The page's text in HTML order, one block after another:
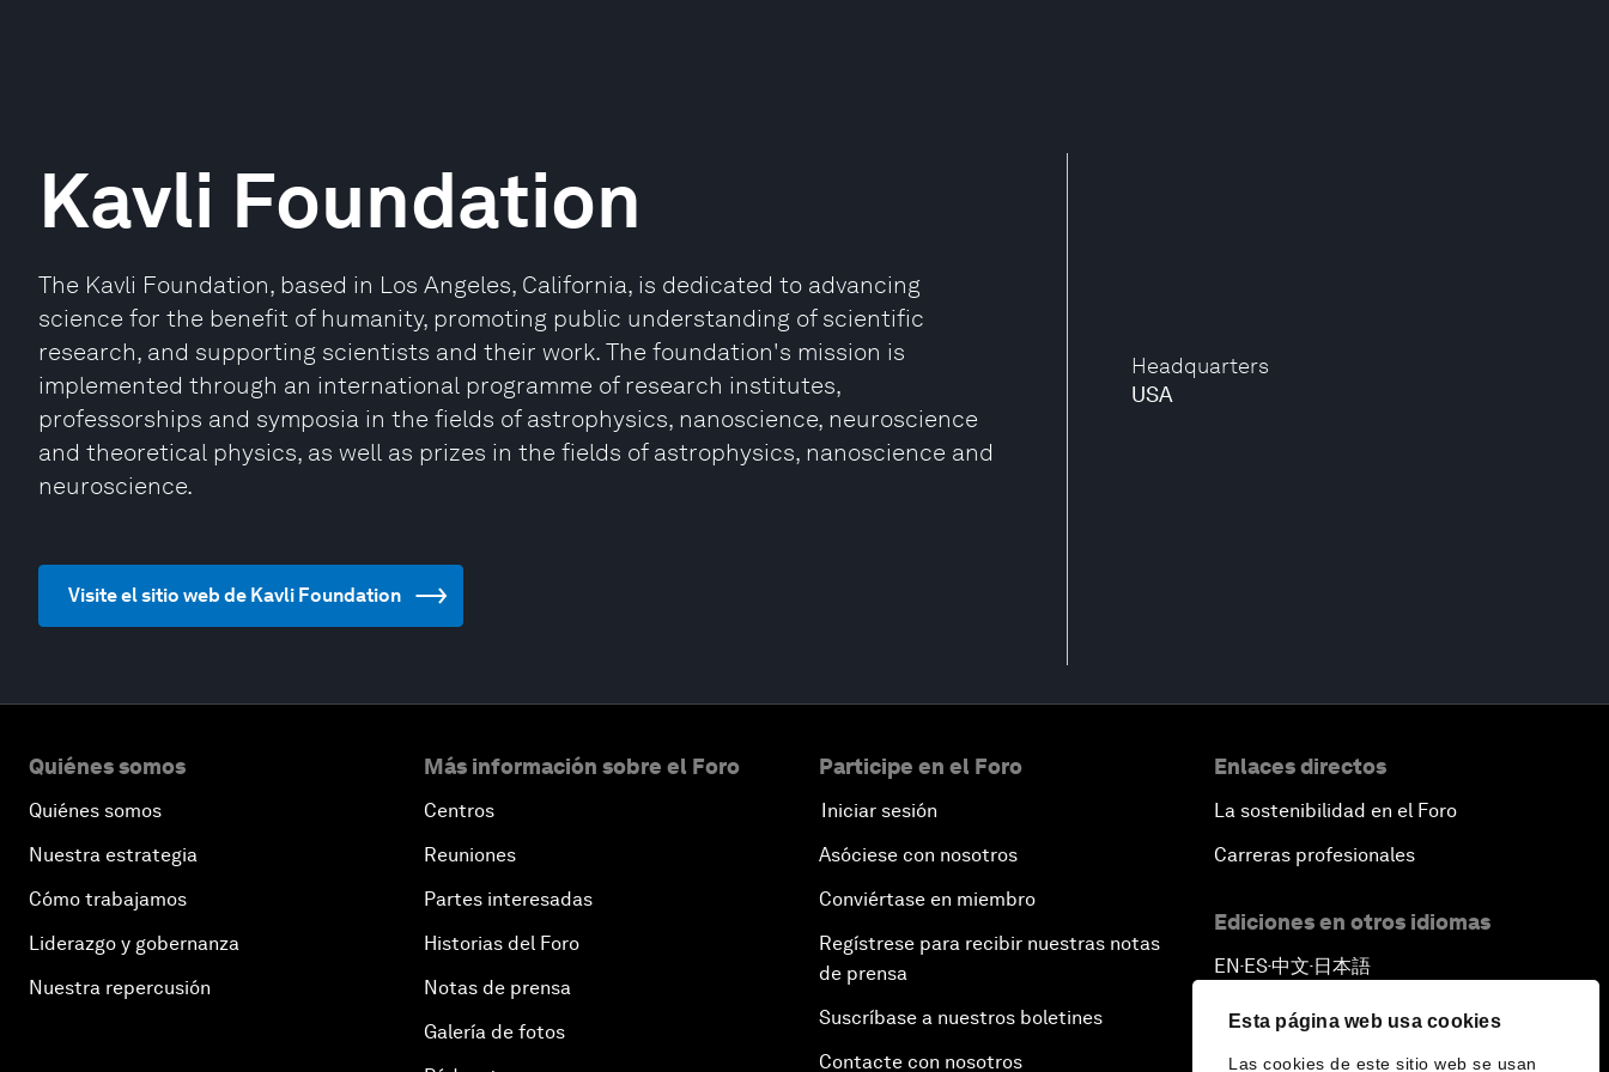
Esta página web usa cookies
Las cookies de este sitio web se usan
Headquarters
USA
Kavli Foundation
The Kavli Foundation, based in Los Angeles, California, is dedicated to advancing
science for the benefit of humanity, promoting public understanding of scientific
research, and supporting scientists and their work. The foundation's mission is
implemented through an international programme of research institutes,
professorships and symposia in the fields of astrophysics, nanoscience, neuroscience
and theoretical physics, as well as prizes in the fields of astrophysics, nanoscience and
neuroscience.
Visite el sitio web de Kavli Foundation
Quiénes somos
Quiénes somos
Nuestra estrategia
Cómo trabajamos
Liderazgo y gobernanza
Nuestra repercusión
Más información sobre el Foro
Centros
Reuniones
Partes interesadas
Historias del Foro
Notas de prensa
Galería de fotos
Participe en el Foro
Iniciar sesión
Asóciese con nosotros
Conviértase en miembro
Regístrese para recibir nuestras notas
de prensa
Suscríbase a nuestros boletines
Contacte con nosotros
Enlaces directos
La sostenibilidad en el Foro
Carreras profesionales
Ediciones en otros idiomas
EN ▪ES▪中文▪ 日本語